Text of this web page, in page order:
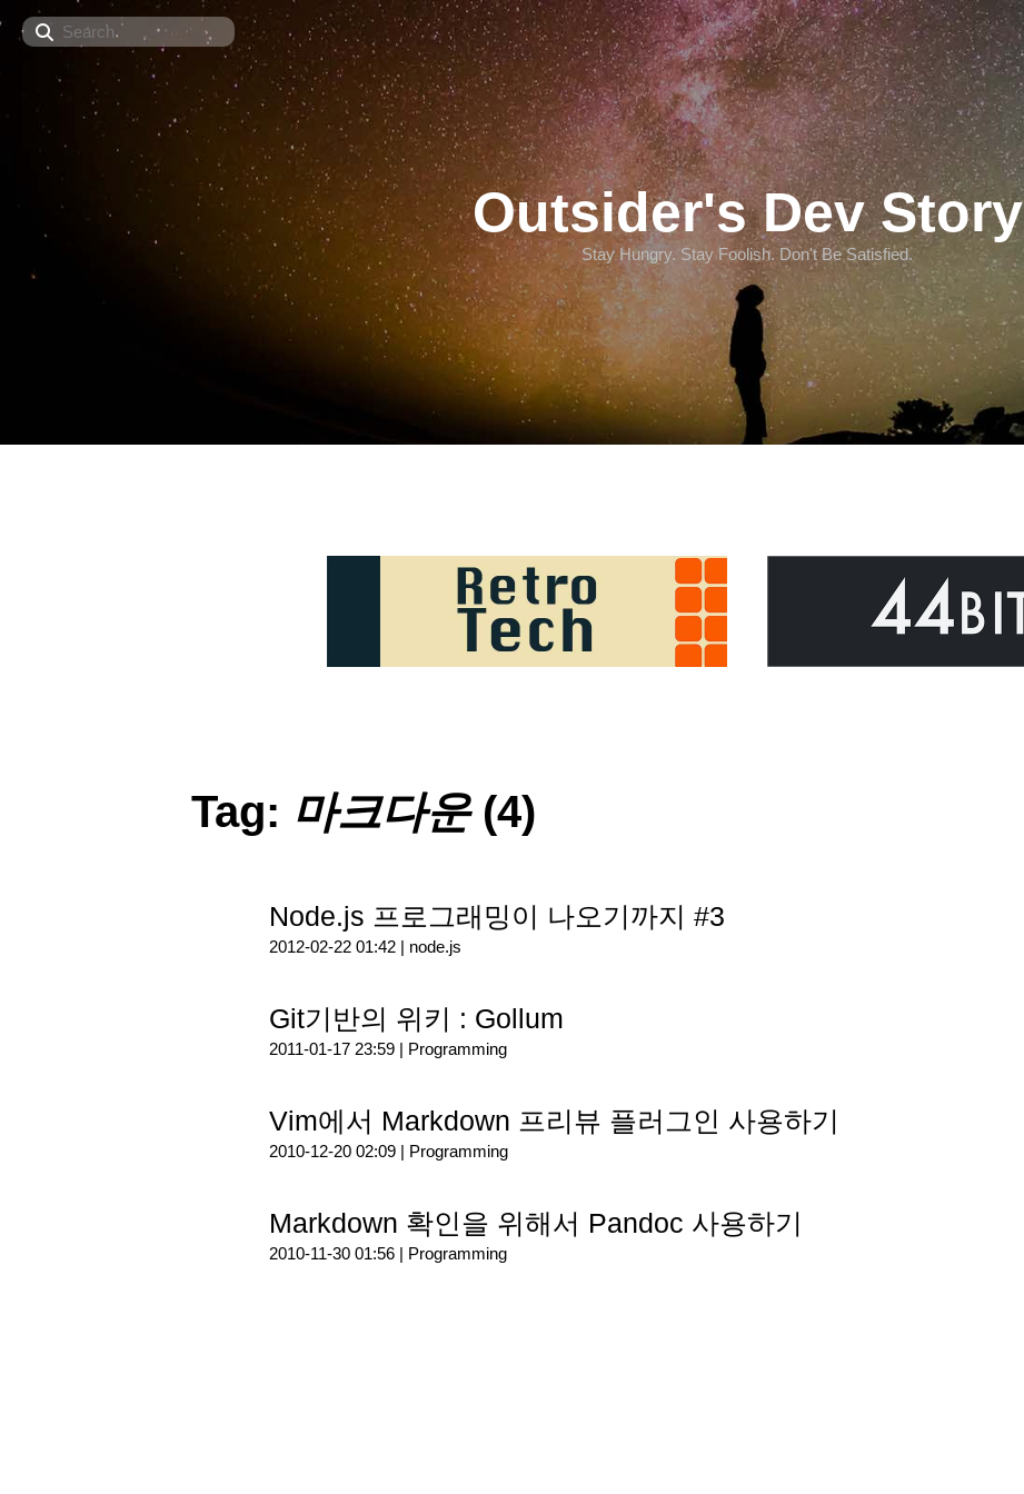
Search
Outsider's Dev Story
Stay Hungry. Stay Foolish. Don't Be Satisfied.
Tag: 마크다운(4)
Node.js 프로그래밍이 나오기까지 #3
2012-02-22 01:42 | node.js
Git기반의 위키 : Gollum
2011-01-17 23:59 | Programming
Vim에서 Markdown 프리뷰 플러그인 사용하기
2010-12-20 02:09 | Programming
Markdown 확인을 위해서 Pandoc 사용하기
2010-11-30 01:56 | Programming